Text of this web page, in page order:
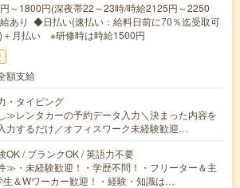
～1800円(深夜帯22～23時/時給2125円～2250
り ◆日払い(速払い：給料日前に70％迄受取可
＋月払い ※研修時は時給1500円
額支給
・タイピング
≫レンタカーの予約データ入力＼決まった内容を
力するだけ／オフィスワーク未経験歓迎…
OK / ブランクOK / 英語力不要
≫・未経験歓迎！・学歴不問！・フリーター＆主
生＆Wワーカー歓迎！・経験・知識は…